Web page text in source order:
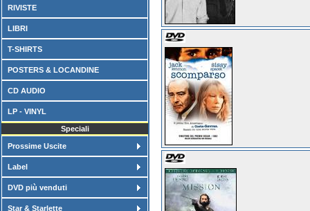
RIVISTE
LIBRI
T-SHIRTS
POSTERS & LOCANDINE
CD AUDIO
LP - VINYL
Speciali
Prossime Uscite
Label
DVD più venduti
Star & Starlette